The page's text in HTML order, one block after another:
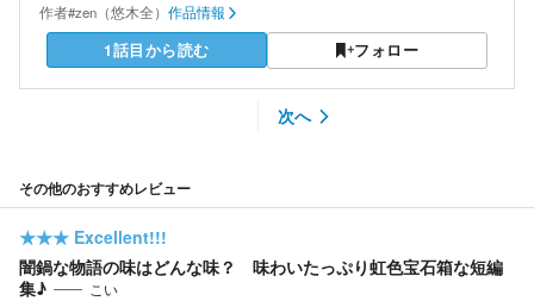
作者#zen（悠木全） 作品情報
1話目から読む フォロー
次へ
その他のおすすめレビュー
★★★ Excellent!!!
闇鍋な物語の味はどんな味？ 味わいたっぷり虹色宝石箱な短編
集♪
こい